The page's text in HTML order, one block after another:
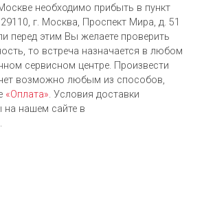
необходимо прибыть в пункт
г. Москва, Проспект Мира, д. 51
перед этим Вы желаете проверить
то встреча назначается в любом
сервисном центре. Произвести
возможно любым из cпособов,
«Оплата». Условия доставки
нашем сайте в
.